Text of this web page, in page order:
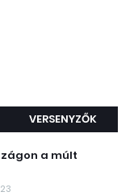
VERSENYZŐK
a múlt